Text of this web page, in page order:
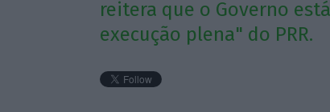
reitera que o Governo
execução plena" do PRR.